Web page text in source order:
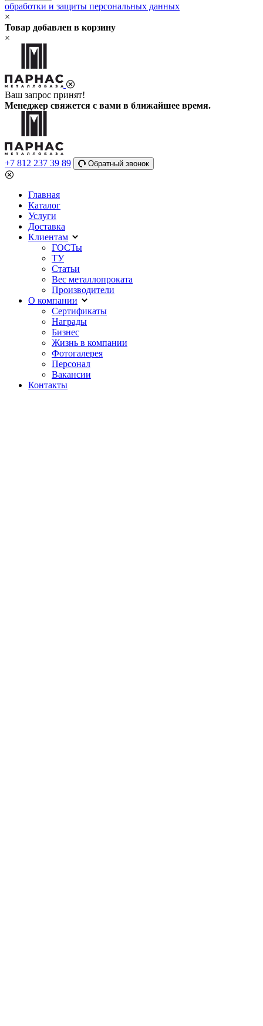
обработки и защиты персональных данных
×
Товар добавлен в корзину
×
Ваш запрос принят!
Менеджер свяжется с вами в ближайшее время.
+7 812 237 39 89 Обратный звонок
Главная
Каталог
Услуги
Доставка
Клиентам
ГОСТы
ТУ
Статьи
Вес металлопроката
Производители
О компании
Сертификаты
Награды
Бизнес
Жизнь в компании
Фотогалерея
Персонал
Вакансии
Контакты